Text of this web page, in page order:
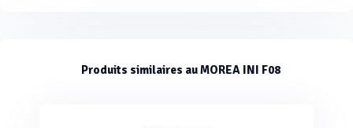
Produits similaires au MOREA INI F08